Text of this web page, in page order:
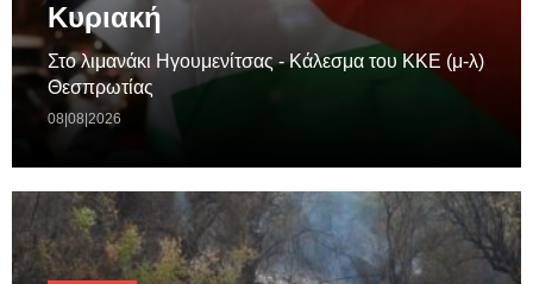
Κυριακή
Στο λιμανάκι Ηγουμενίτσας - Κάλεσμα του ΚΚΕ (μ-λ)
Θεσπρωτίας
08|08|2026